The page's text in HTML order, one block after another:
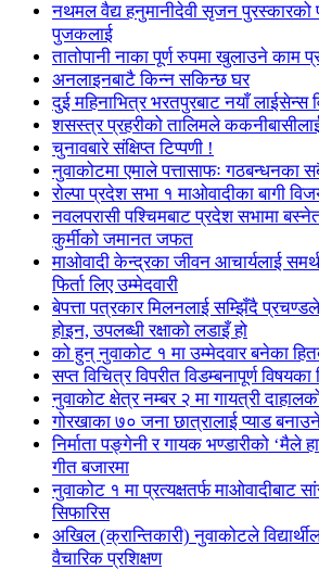
नथमल वैद्य हनुमानीदेवी सृजन पुरस्कारको
पुजकलाई
तातोपानी नाका पूर्ण रुपमा खुलाउने काम
अनलाइनबाटै किन्न सकिन्छ घर
दुई महिनाभित्र भरतपुरबाट नयाँ लाईसेन्स
शसस्त्र प्रहरीको तालिमले
चुनावबारे संक्षिप्त टिप्पणी !
नुवाकोटमा एमाले पत्तासाफः गठबन्धनका
रोल्पा प्रदेश सभा १ माओवादीका बागी
नवलपरासी पश्चिमबाट प्रदेश सभामा
कुर्मीको जमानत जफत
माओवादी केन्द्रका जीवन आचार्यलाई
फिर्ता लिए उम्मेदवारी
बेपत्ता पत्रकार मिलनलाई सम्झिँदै
होइन, उपलब्धी रक्षाको लडाइँ हो
को हुन् नुवाकोट १ मा उम्मेदवार बनेका
सप्त विचित्र विपरीत विडम्बनापूर्ण
नुवाकोट क्षेत्र नम्बर २ मा गायत्री
गोरखाका ७० जना छात्रालाई प्याड
निर्माता पङ्गेनी र गायक भण्डारीको ‘मैले
गीत बजारमा
नुवाकोट १ मा प्रत्यक्षतर्फ माओवादीबाट
सिफारिस
अखिल (क्रान्तिकारी) नुवाकोटले
वैचारिक प्रशिक्षण